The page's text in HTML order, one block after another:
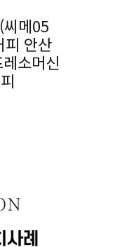
메05
피 안산
소머신